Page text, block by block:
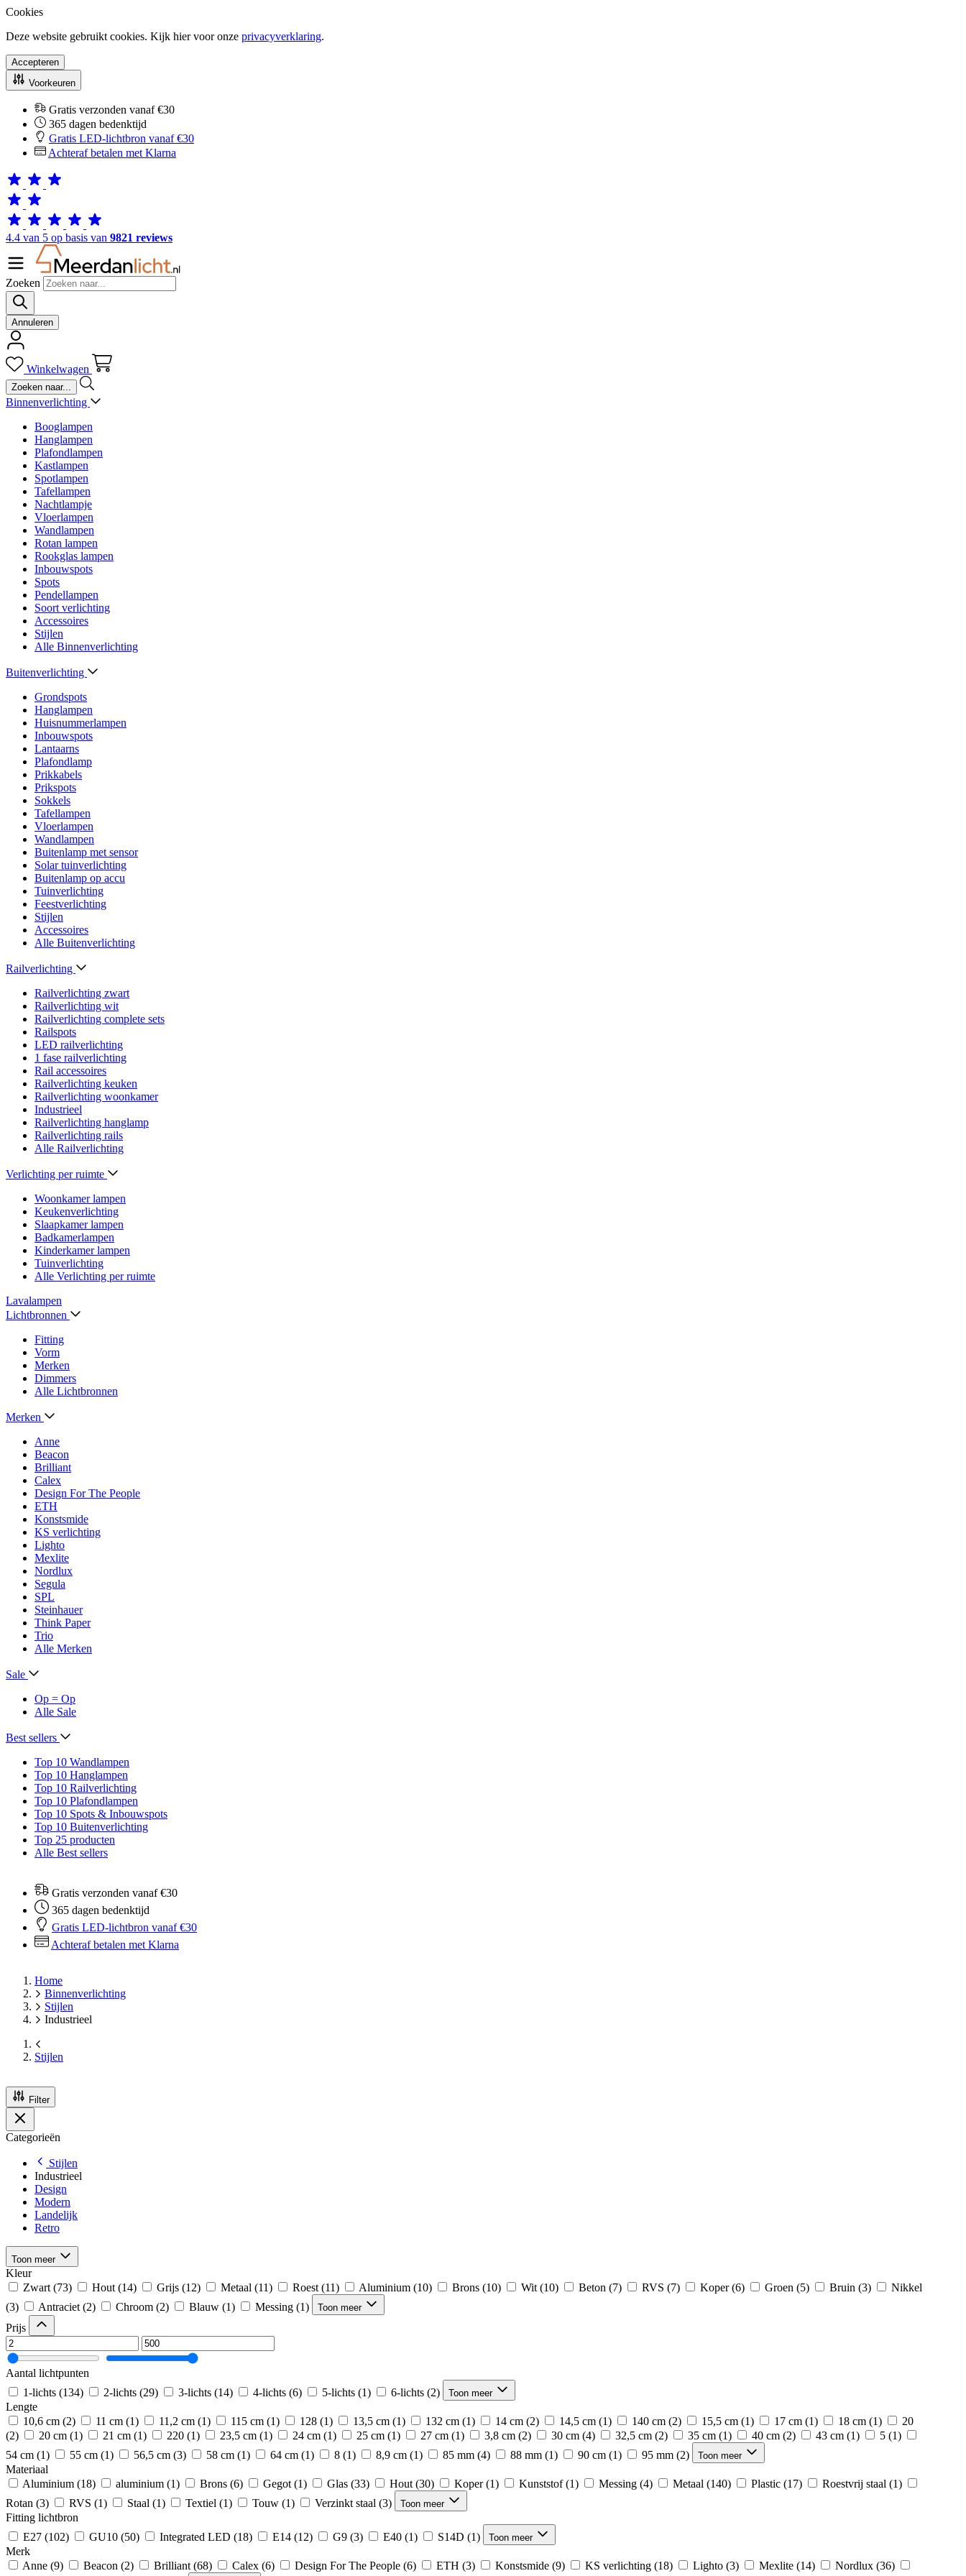
Cookies
Deze website gebruikt cookies. Kijk hier voor onze privacyverklaring.
Accepteren
Voorkeuren
Gratis verzonden vanaf €30
365 dagen bedenktijd
Gratis LED-lichtbron vanaf €30
Achteraf betalen met Klarna
4.4 van 5 op basis van 9821 reviews
Zoeken
Annuleren
Winkelwagen
Binnenverlichting
Booglampen
Hanglampen
Plafondlampen
Kastlampen
Spotlampen
Tafellampen
Nachtlampje
Vloerlampen
Wandlampen
Rotan lampen
Rookglas lampen
Inbouwspots
Spots
Pendellampen
Soort verlichting
Accessoires
Stijlen
Alle Binnenverlichting
Buitenverlichting
Grondspots
Hanglampen
Huisnummerlampen
Inbouwspots
Lantaarns
Plafondlamp
Prikkabels
Prikspots
Sokkels
Tafellampen
Vloerlampen
Wandlampen
Buitenlamp met sensor
Solar tuinverlichting
Buitenlamp op accu
Tuinverlichting
Feestverlichting
Stijlen
Accessoires
Alle Buitenverlichting
Railverlichting
Railverlichting zwart
Railverlichting wit
Railverlichting complete sets
Railspots
LED railverlichting
1 fase railverlichting
Rail accessoires
Railverlichting keuken
Railverlichting woonkamer
Industrieel
Railverlichting hanglamp
Railverlichting rails
Alle Railverlichting
Verlichting per ruimte
Woonkamer lampen
Keukenverlichting
Slaapkamer lampen
Badkamerlampen
Kinderkamer lampen
Tuinverlichting
Alle Verlichting per ruimte
Lavalampen
Lichtbronnen
Fitting
Vorm
Merken
Dimmers
Alle Lichtbronnen
Merken
Anne
Beacon
Brilliant
Calex
Design For The People
ETH
Konstsmide
KS verlichting
Lighto
Mexlite
Nordlux
Segula
SPL
Steinhauer
Think Paper
Trio
Alle Merken
Sale
Op = Op
Alle Sale
Best sellers
Top 10 Wandlampen
Top 10 Hanglampen
Top 10 Railverlichting
Top 10 Plafondlampen
Top 10 Spots & Inbouwspots
Top 10 Buitenverlichting
Top 25 producten
Alle Best sellers
Gratis verzonden vanaf €30
365 dagen bedenktijd
Gratis LED-lichtbron vanaf €30
Achteraf betalen met Klarna
Home
Binnenverlichting
Stijlen
Industrieel
Stijlen
Filter
Categorieën
Stijlen
Industrieel
Design
Modern
Landelijk
Retro
Toon meer
Kleur
Zwart (73) Hout (14) Grijs (12) Metaal (11) Roest (11) Aluminium (10) Brons (10) Wit (10) Beton (7) RVS (7) Koper (6) Groen (5) Bruin (3)
Nikkel
(3)
Antraciet (2) Chroom (2) Blauw (1) Messing (1) Toon meer
Prijs
Aantal lichtpunten
1-lichts (134) 2-lichts (29) 3-lichts (14) 4-lichts (6) 5-lichts (1) 6-lichts (2) Toon meer
Lengte
10,6 cm (2) 11 cm (1) 11,2 cm (1) 115 cm (1) 128 (1) 13,5 cm (1) 132 cm (1) 14 cm (2) 14,5 cm (1) 140 cm (2) 15,5 cm (1) 17 cm (1) 18 cm (1)
20
(2)
20 cm (1) 21 cm (1) 220 (1) 23,5 cm (1) 24 cm (1) 25 cm (1) 27 cm (1) 3,8 cm (2) 30 cm (4) 32,5 cm (2) 35 cm (1) 40 cm (2) 43 cm (1) 5 (1)
54 cm (1) 55 cm (1) 56,5 cm (3) 58 cm (1) 64 cm (1) 8 (1) 8,9 cm (1) 85 mm (4) 88 mm (1) 90 cm (1) 95 mm (2) Toon meer
Materiaal
Aluminium (18) aluminium (1) Brons (6) Gegot (1) Glas (33) Hout (30) Koper (1) Kunststof (1) Messing (4) Metaal (140) Plastic (17) Roestvrij staal (1)
Rotan (3) RVS (1) Staal (1) Textiel (1) Touw (1) Verzinkt staal (3) Toon meer
Fitting lichtbron
E27 (102) GU10 (50) Integrated LED (18) E14 (12) G9 (3) E40 (1) S14D (1) Toon meer
Merk
Anne (9) Beacon (2) Brilliant (68) Calex (6) Design For The People (6) ETH (3) Konstsmide (9) KS verlichting (18) Lighto (3) Mexlite (14) Nordlux (36)